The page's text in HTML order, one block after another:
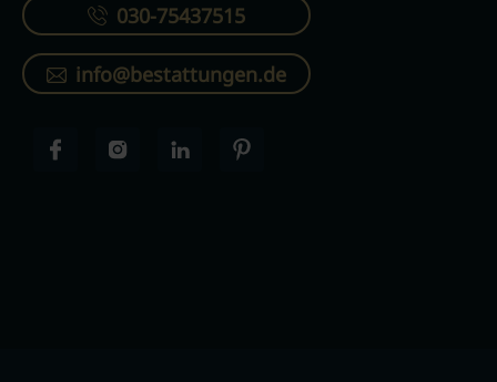
030-75437515
info@bestattungen.de